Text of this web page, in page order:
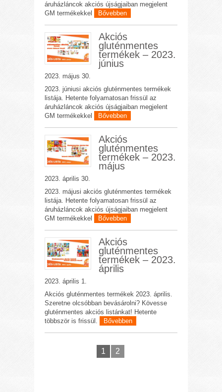
áruházláncok akciós újságjaiban megjelent
GM termékekkel
Bővebben
Akciós
gluténmentes
termékek – 2023.
június
2023. május 30.
2023. júniusi akciós gluténmentes termékek
listája. Hetente folyamatosan frissül az
áruházláncok akciós újságjaiban megjelent
GM termékekkel
Bővebben
Akciós
gluténmentes
termékek – 2023.
május
2023. április 30.
2023. májusi akciós gluténmentes termékek
listája. Hetente folyamatosan frissül az
áruházláncok akciós újságjaiban megjelent
GM termékekkel
Bővebben
Akciós
gluténmentes
termékek – 2023.
április
2023. április 1.
Akciós gluténmentes termékek 2023. április.
Szeretne olcsóbban bevásárolni? Kövesse
gluténmentes akciós listánkat! Hetente
többször is frissül.
Bővebben
1 2